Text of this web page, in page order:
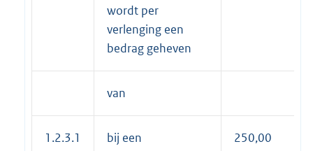
wordt per
verlenging een
bedrag geheven
van
1.2.3.1
bij een
250,00